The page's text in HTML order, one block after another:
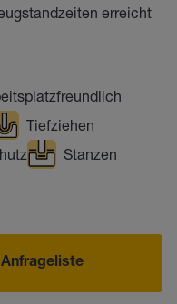
erreicht
Tiefziehen
Stanzen